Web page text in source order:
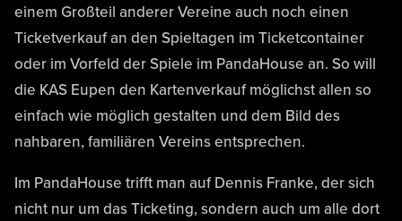
einem Großteil anderer Vereine auch noch einen
Ticketverkauf an den Spieltagen im Ticketcontainer
oder im Vorfeld der Spiele im PandaHouse an. So will
die KAS Eupen den Kartenverkauf möglichst allen so
einfach wie möglich gestalten und dem Bild des
nahbaren, familiären Vereins entsprechen.
Im PandaHouse trifft man auf Dennis Franke, der sich
nicht nur um das Ticketing, sondern auch um alle dort